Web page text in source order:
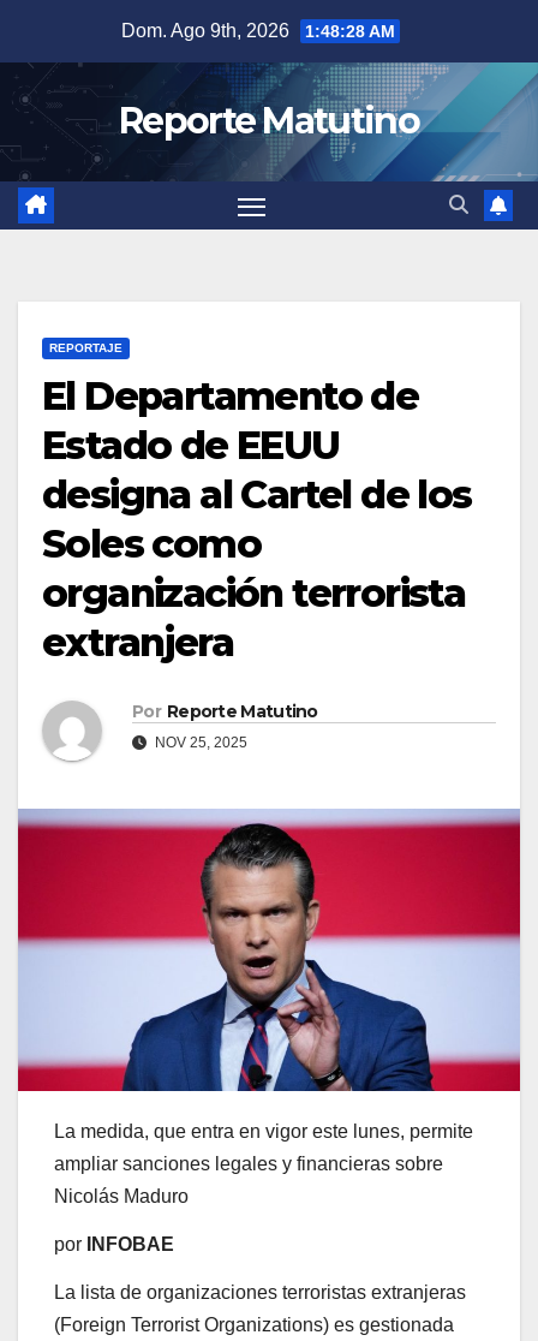
contenido
Dom. Ago 9th, 2026 1:48:29 AM
Reporte Matutino
REPORTAJE
El Departamento de
Estado de EEUU
designa al Cartel de los
Soles como
organización terrorista
extranjera
Por Reporte Matutino
NOV 25, 2025
La medida, que entra en vigor este lunes, permite
ampliar sanciones legales y financieras sobre
Nicolás Maduro
por INFOBAE
La lista de organizaciones terroristas extranjeras
(Foreign Terrorist Organizations) es gestionada